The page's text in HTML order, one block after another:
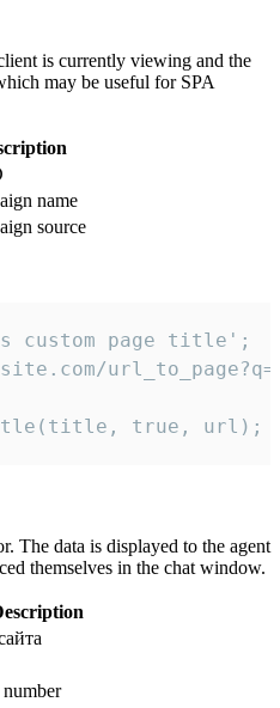
is currently viewing and the
may be useful for SPA
name
source
page title';
true, url);
The data is displayed to the agent
themselves in the chat window.